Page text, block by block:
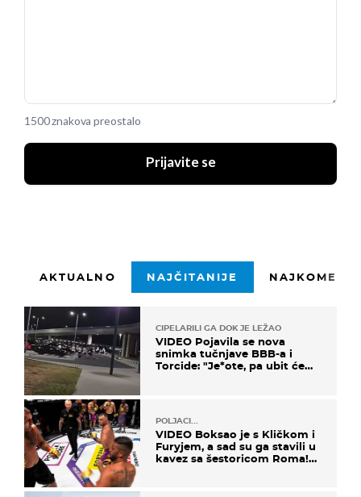
1500 znakova preostalo
Prijavite se
AKTUALNO NAJČITANIJE
CIPELARILI GA DOK JE LEŽAO
VIDEO Pojavila se nova
snimka tučnjave BBB-a i
Torcide: "Je*ote, pa ubit će
POLJACI...
VIDEO Boksao je s Kličkom i
Furyjem, a sad su ga stavili u
kavez sa šestoricom Roma!